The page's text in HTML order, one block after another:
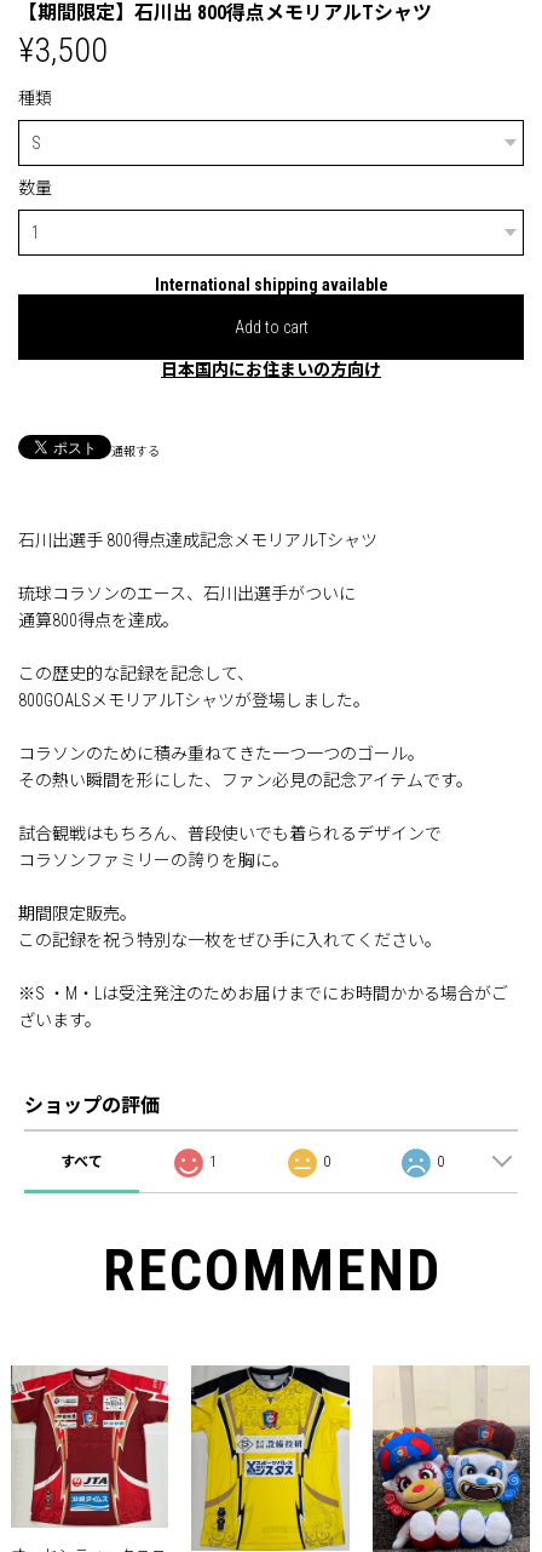
【期間限定】石川出 800得点メモリアルTシャツ
¥3,500
種類
数量
International shipping available
Add to cart
日本国内にお住まいの方向け
通報する
石川出選手 800得点達成記念メモリアルTシャツ
琉球コラソンのエース、石川出選手がついに
通算800得点を達成。
この歴史的な記録を記念して、
800GOALSメモリアルTシャツが登場しました。
コラソンのために積み重ねてきた一つ一つのゴール。
その熱い瞬間を形にした、ファン必見の記念アイテムです。
試合観戦はもちろん、普段使いでも着られるデザインで
コラソンファミリーの誇りを胸に。
期間限定販売。
この記録を祝う特別な一枚をぜひ手に入れてください。
※S ・M・Lは受注発注のためお届けまでにお時間かかる場合がご
ざいます。
ショップの評価
すべて 1 0 0
RECOMMEND